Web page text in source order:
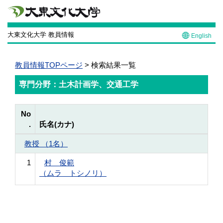
大東文化大学 教員情報 English
教員情報TOPページ > 検索結果一覧
専門分野：土木計画学、交通工学
No
.
氏名(カナ)
教授 （1名）
1
村 俊範
（ムラ トシノリ）